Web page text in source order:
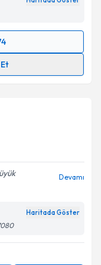
e-posta ile
belirtilen
Devamı
Haritada Göster